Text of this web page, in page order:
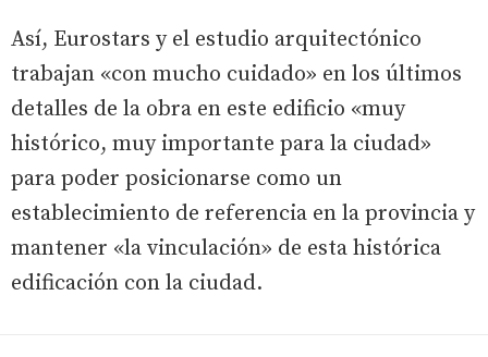
Así, Eurostars y el estudio arquitectónico
trabajan «con mucho cuidado» en los últimos
detalles de la obra en este edificio «muy
histórico, muy importante para la ciudad»
para poder posicionarse como un
establecimiento de referencia en la provincia y
mantener «la vinculación» de esta histórica
edificación con la ciudad.